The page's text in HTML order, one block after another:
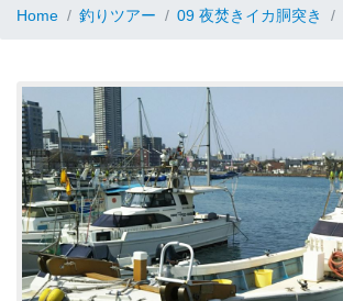
Home 釣りツアー 09 夜焚きイカ胴突き
ブログ
お問い合せ